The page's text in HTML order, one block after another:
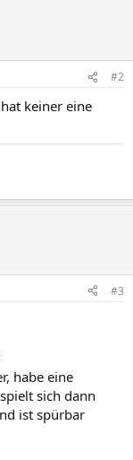
#2
keiner eine
#3
habe eine
sich dann
ist spürbar